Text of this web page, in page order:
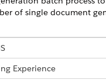
of single document
Experience